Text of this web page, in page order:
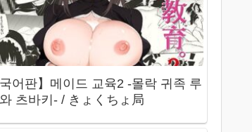
국어판】메이드 교육2 -몰락 귀족 루
츠바키- / きょくちょ局